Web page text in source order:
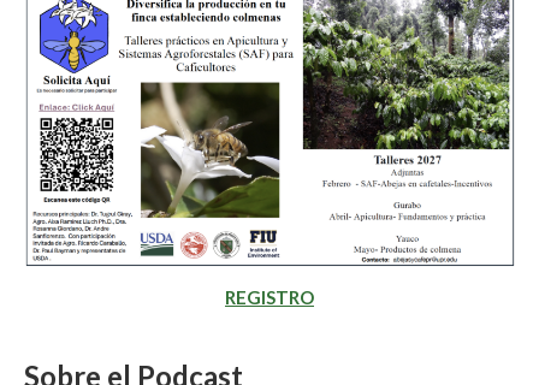
REGISTRO
Sobre el Podcast